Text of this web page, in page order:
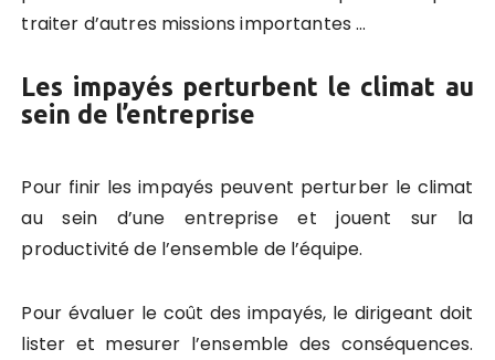
traiter d’autres missions importantes …
Les impayés perturbent le climat au
sein de l’entreprise
Pour finir les impayés peuvent perturber le climat
au sein d’une entreprise et jouent sur la
productivité de l’ensemble de l’équipe.
Pour évaluer le coût des impayés, le dirigeant doit
lister et mesurer l’ensemble des conséquences.